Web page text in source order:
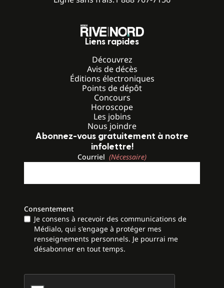
Liens rapides
Découvrez
Avis de décès
Éditions électroniques
Points de dépôt
Concours
Horoscope
Les jobins
Nous joindre
Abonnez-vous gratuitement à notre
infolettre!
Courriel (Nécessaire)
Consentement
Je consens à recevoir des communications de
Médialo, qui s'engage à protéger mes
renseignements personnels. Je pourrai me
désabonner en tout temps.
CAPTCHA